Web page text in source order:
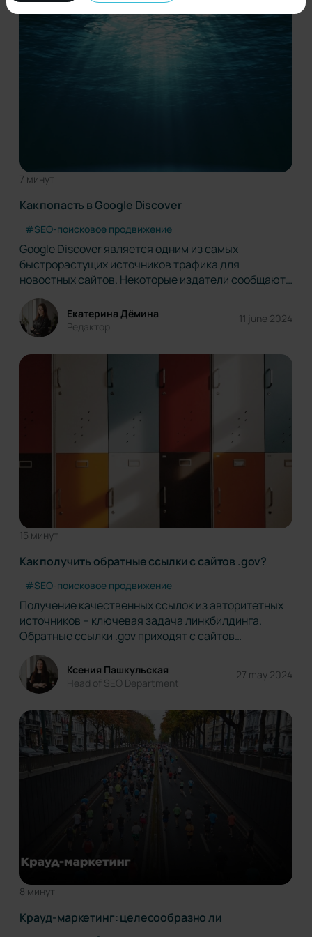
7 минут
Как попасть в Google Discover
#SEO-поисковое продвижение
Google Discover является одним из самых
быстрорастущих источников трафика для
новостных сайтов. Некоторые издатели сообщают,
что трафик из Discover даже превышает трафик из
обычного поиска. Google Discover — это
персональный канал, доступный в приложении
Google для мобильных устройств и на…
Екатерина Дёмина
Редактор
11 june 2024
15 минут
Как получить обратные ссылки с сайтов .gov?
#SEO-поисковое продвижение
Получение качественных ссылок из авторитетных
источников – ключевая задача линкбилдинга.
Обратные ссылки .gov приходят с сайтов
федеральных и местных государственных
учреждений, имеющих доверие и авторитет в
глазах поисковых систем и пользователей.
Подобные ссылки способствуют повышению
рейтинга сайта в поиске. В…
Ксения Пашкульская
Head of SEO Department
27 may 2024
8 минут
Крауд-маркетинг: целесообразно ли